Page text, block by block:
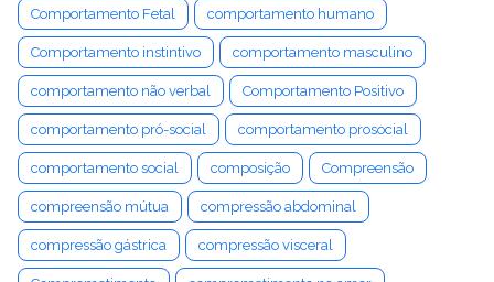
Comportamento Fetal comportamento humano
Comportamento instintivo comportamento masculino
comportamento não verbal Comportamento Positivo
comportamento pró-social comportamento prosocial
comportamento social composição Compreensão
compreensão mútua compressão abdominal
compressão gástrica compressão visceral